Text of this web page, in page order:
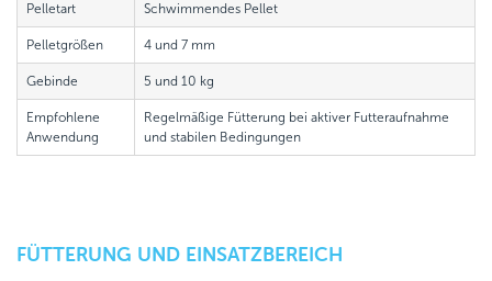
Pelletart Schwimmendes Pellet
Pelletgrößen 4 und 7 mm
Gebinde 5 und 10 kg
Empfohlene
Anwendung
Regelmäßige Fütterung bei aktiver Futteraufnahme
und stabilen Bedingungen
FÜTTERUNG UND EINSATZBEREICH